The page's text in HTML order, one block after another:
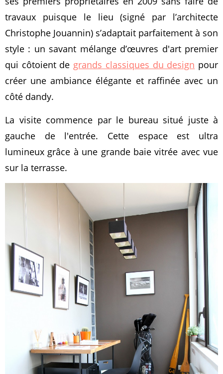
travaux puisque le lieu (signé par l’architecte
Christophe Jouannin) s’adaptait parfaitement à son
style : un savant mélange d’œuvres d'art premier
qui côtoient de grands classiques du design pour
créer une ambiance élégante et raffinée avec un
côté dandy.
La visite commence par le bureau situé juste à
gauche de l'entrée. Cette espace est ultra
lumineux grâce à une grande baie vitrée avec vue
sur la terrasse.